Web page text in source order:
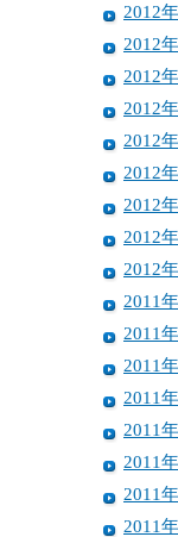
2012
2012
2012
2012
2012
2012
2012
2012
2012
2011
2011
2011
2011
2011
2011
2011
2011